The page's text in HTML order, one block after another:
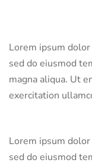
Lorem ipsum
sed do eiusmod
magna aliqua. Ut
exercitation
Lorem ipsum
sed do eiusmod